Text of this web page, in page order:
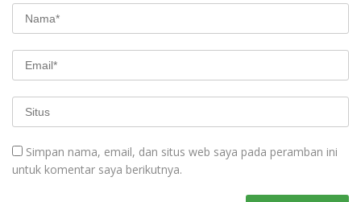
Simpan nama, email, dan situs web saya pada peramban ini
untuk komentar saya berikutnya.